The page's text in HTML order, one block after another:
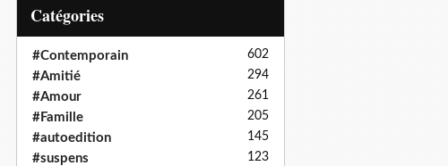
Catégories
#Contemporain 602
#Amitié 294
#Amour 261
#Famille 205
#autoedition 145
#suspens 123